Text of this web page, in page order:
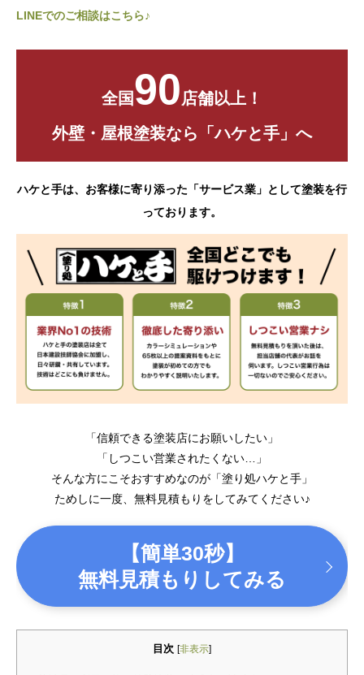
LINEでのご相談はこちら♪
全国90店舗以上！
外壁・屋根塗装なら「ハケと手」へ
ハケと手は、お客様に寄り添った「サービス業」として塗装を行
っております。
「信頼できる塗装店にお願いしたい」
「しつこい営業されたくない…」
そんな方にこそおすすめなのが「塗り処ハケと手」
ためしに一度、無料見積もりをしてみてください♪
【簡単30秒】
無料見積もりしてみる
目次 [非表示]